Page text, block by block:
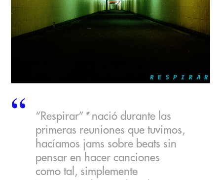
“Respirar” *nació durante las
primeras reuniones que tuvimos,
hacíamos jams sobre beats sin
pensar en hacer canciones
como tal, simplemente